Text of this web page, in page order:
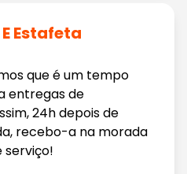
Estafeta
que é um tempo
entregas de
24h depois de
recebo-a na morada
serviço!